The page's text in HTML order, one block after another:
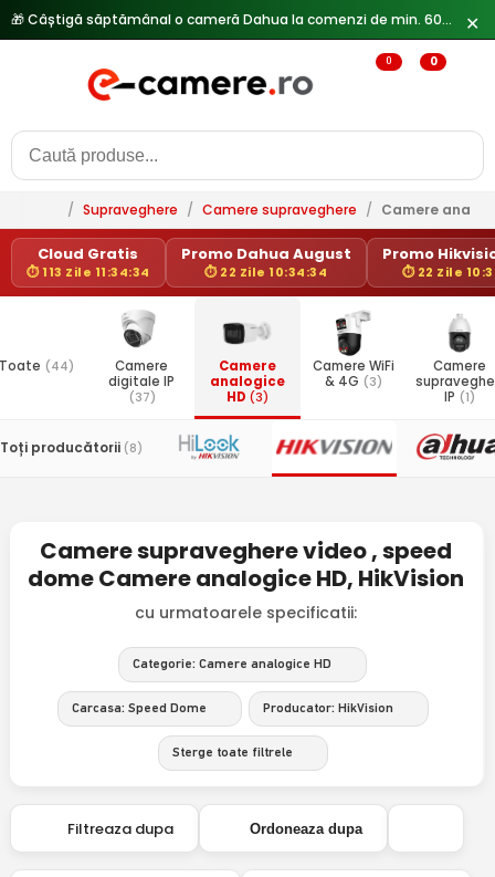
🎁 Câștigă săptămânal o cameră Dahua la comenzi de min. 600 lei — ✕
0 0
/ Supraveghere / Camere supraveghere / Camere
Cloud Gratis
⏱ 113 Zile 11:34:34
Promo Dahua August
⏱ 22 Zile 10:34:34
Promo
⏱ 22 Zile
Toate (44)
Camere
digitale IP
(37)
Camere
analogice
HD (3)
Camere WiFi
& 4G (3)
Camere
IP (1)
Toți producătorii (8)
Camere supraveghere video , speed
dome Camere analogice HD, HikVision
cu urmatoarele specificatii:
Categorie: Camere analogice HD
Carcasa: Speed Dome Producator: HikVision
Sterge toate filtrele
Filtreaza dupa Ordoneaza dupa